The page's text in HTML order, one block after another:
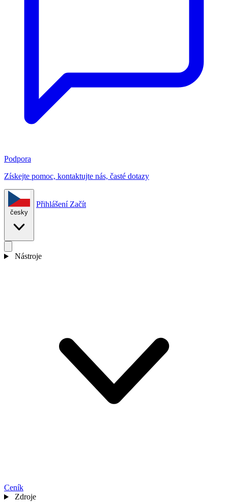
Podpora
Získejte pomoc, kontaktujte nás, časté dotazy
česky
Přihlášení Začít
Nástroje
Ceník
Zdroje